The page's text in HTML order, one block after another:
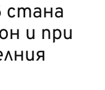
стана
и при